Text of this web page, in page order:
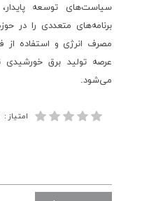
سیاست‌های توسعه پایدار،
برنامه‌های متعددی را در
مصرف انرژی و استفاده از
عرصه تولید برق خورشیدی
می‌شود.
امتیاز :